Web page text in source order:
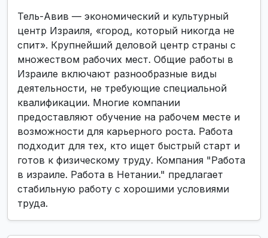
Тель-Авив — экономический и культурный
центр Израиля, «город, который никогда не
спит». Крупнейший деловой центр страны с
множеством рабочих мест. Общие работы в
Израиле включают разнообразные виды
деятельности, не требующие специальной
квалификации. Многие компании
предоставляют обучение на рабочем месте и
возможности для карьерного роста. Работа
подходит для тех, кто ищет быстрый старт и
готов к физическому труду. Компания "Работа
в израиле. Работа в Нетании." предлагает
стабильную работу с хорошими условиями
труда.